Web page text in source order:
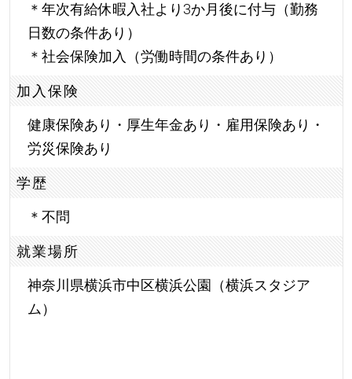
＊年次有給休暇入社より3か月後に付与（勤務
日数の条件あり）
＊社会保険加入（労働時間の条件あり）
加入保険
健康保険あり・厚生年金あり・雇用保険あり・
労災保険あり
学歴
＊不問
就業場所
神奈川県横浜市中区横浜公園（横浜スタジア
ム）